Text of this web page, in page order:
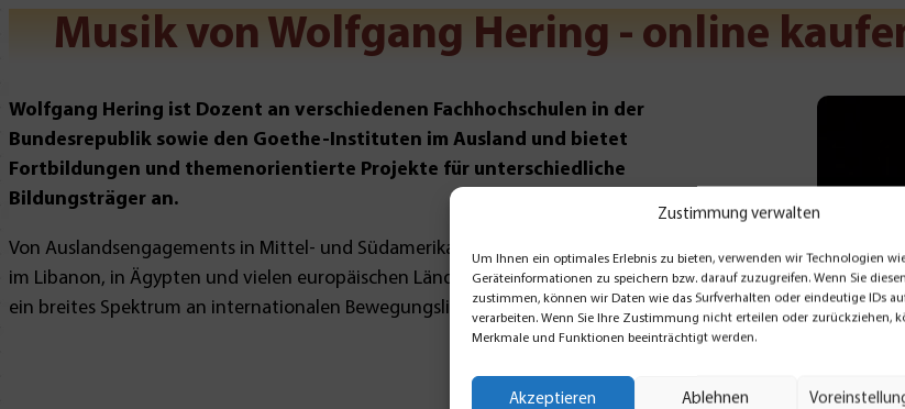
Zustimmung verwalten
Um Ihnen ein optimales Erlebnis zu bieten, verwenden wir Technologien
Geräteinformationen zu speichern bzw. darauf zuzugreifen. Wenn Sie
zustimmen, können wir Daten wie das Surfverhalten oder eindeutige IDs
verarbeiten. Wenn Sie Ihre Zustimmung nicht erteilen oder zurückziehen,
Merkmale und Funktionen beeinträchtigt werden.
Akzeptieren Ablehnen
Musik von Wolfgang Hering - online
Wolfgang Hering ist Dozent an verschiedenen Fachhochschulen in der
Bundesrepublik sowie den Goethe-Instituten im Ausland und bietet
Fortbildungen und themenorientierte Projekte für unterschiedliche
Bildungsträger an.
Von Auslandsengagements in Mittel- und Südamerika,
im Libanon, in Ägypten und vielen europäischen Ländern stellt er
ein breites Spektrum an internationalen Bewegungsliedern vor.